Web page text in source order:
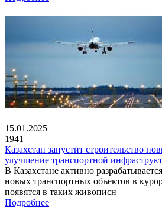
15.01.2025
1941
Казахстан запустит строительство
улучшение транспортной
В Казахстане активно
новых транспортных объектов в
появятся в таких живописн
Подробнее